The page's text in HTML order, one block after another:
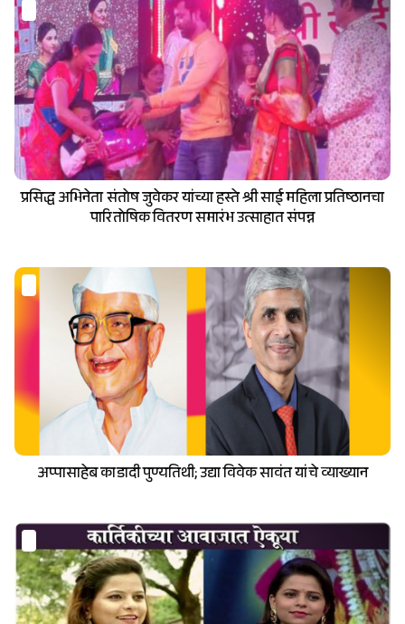
प्रसिद्ध अभिनेता संतोष जुवेकर यांच्या हस्ते श्री साई महिला प्रतिष्ठानचा
पारितोषिक वितरण समारंभ उत्साहात संपन्न
अप्पासाहेब काडादी पुण्यतिथी; उद्या विवेक सावंत यांचे व्याख्यान